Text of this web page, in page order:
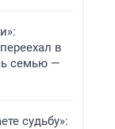
в
семью —
судьбу»: